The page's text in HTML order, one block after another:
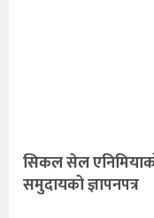
सिकल सेल
समुदायको ज्ञापनपत्र